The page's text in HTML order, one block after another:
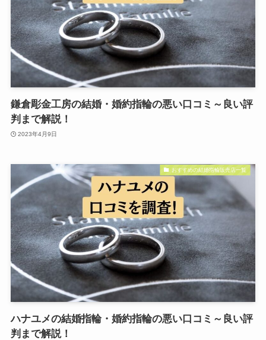
鎌倉彫金工房の結婚・婚約指輪の悪い口コミ～良い評
判まで解説！
2023年4月9日
おすすめの結婚指輪販売店一覧
ハナユメの結婚指輪・婚約指輪の悪い口コミ～良い評
判まで解説！